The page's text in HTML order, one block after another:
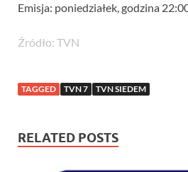
Emisja: poniedziałek, godzina
Źródło: TVN
TAGGED TVN 7 TVN SIEDEM
RELATED POSTS